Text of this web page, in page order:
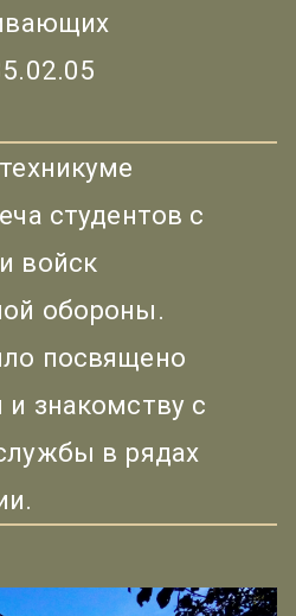
студентов с
войск
обороны.
посвящено
знакомству с
в рядах